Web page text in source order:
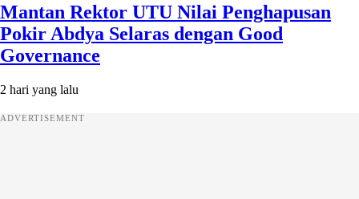
Mantan Rektor UTU Nilai Penghapusan
Pokir Abdya Selaras dengan Good
Governance
2 hari yang lalu
ADVERTISEMENT